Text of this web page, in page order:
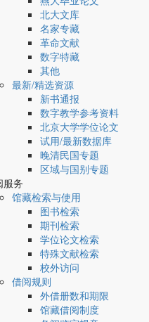
北大文库
名家专藏
革命文献
数字特藏
其他
最新/精选资源
新书通报
数字教学参考资料
北京大学学位论文
试用/最新数据库
晚清民国专题
区域与国别专题
服务
馆藏检索与使用
图书检索
期刊检索
学位论文检索
特殊文献检索
校外访问
借阅规则
外借册数和期限
馆藏借阅制度